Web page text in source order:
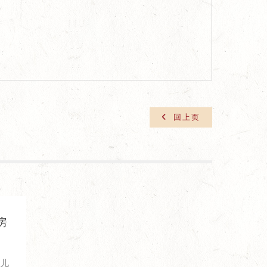
回上页